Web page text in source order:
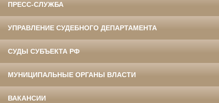
ПРЕСС-СЛУЖБА
УПРАВЛЕНИЕ СУДЕБНОГО ДЕПАРТАМЕНТА
СУДЫ СУБЪЕКТА РФ
МУНИЦИПАЛЬНЫЕ ОРГАНЫ ВЛАСТИ
ВАКАНСИИ